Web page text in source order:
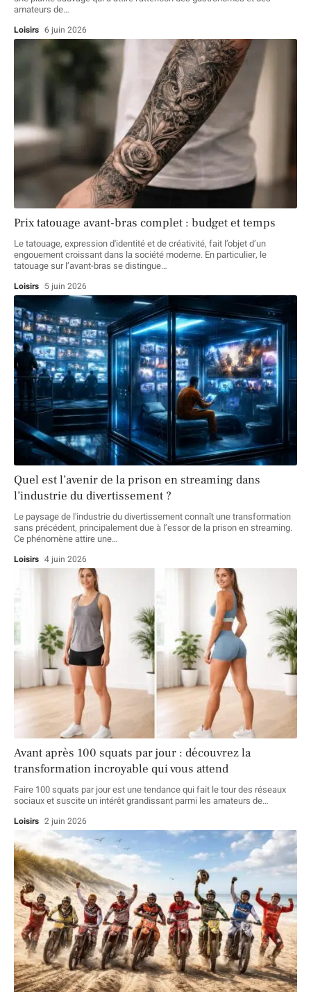
amateurs de…
Loisirs 6 juin 2026
Prix tatouage avant-bras complet : budget et temps
Le tatouage, expression d'identité et de créativité, fait l’objet d’un
engouement croissant dans la société moderne. En particulier, le
tatouage sur l’avant-bras se distingue…
Loisirs 5 juin 2026
Quel est l’avenir de la prison en streaming dans
l’industrie du divertissement ?
Le paysage de l'industrie du divertissement connaît une transformation
sans précédent, principalement due à l’essor de la prison en streaming.
Ce phénomène attire une…
Loisirs 4 juin 2026
Avant après 100 squats par jour : découvrez la
transformation incroyable qui vous attend
Faire 100 squats par jour est une tendance qui fait le tour des réseaux
sociaux et suscite un intérêt grandissant parmi les amateurs de…
Loisirs 2 juin 2026